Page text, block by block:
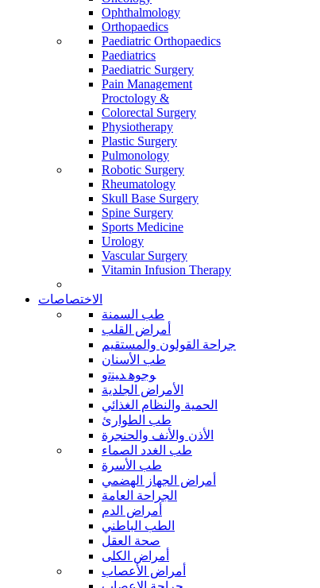
Ophthalmology
Orthopaedics
Paediatric Orthopaedics
Paediatrics
Paediatric Surgery
Pain Management
Proctology &
Colorectal Surgery
Physiotherapy
Plastic Surgery
Pulmonology
Robotic Surgery
Rheumatology
Skull Base Surgery
Spine Surgery
Sports Medicine
Urology
Vascular Surgery
Vitamin Infusion Therapy
الاختصاصات
طب السمنة
أمراض القلب
جراحة القولون والمستقيم
طب الأسنان
ﻮﺟﻮﻫ ﺪﻴﻨﺗﻭ
الأمراض الجلدية
الحمية والنظام الغذائي
طب الطوارئ
الأذن والأنف والحنجرة
طب الغدد الصماء
طب الأسرة
أمراض الجهاز الهضمي
الجراحة العامة
أمراض الدم
الطب الباطني
صحة العقل
أمراض الكلى
أمراض الأعصاب